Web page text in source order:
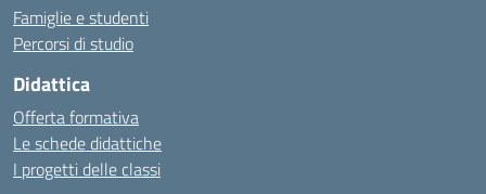
Famiglie e studenti
Percorsi di studio
Didattica
Offerta formativa
Le schede didattiche
I progetti delle classi